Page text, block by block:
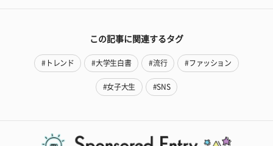
この記事に関連するタグ
#トレンド #大学生白書 #流行 #ファッション
#女子大生 #SNS